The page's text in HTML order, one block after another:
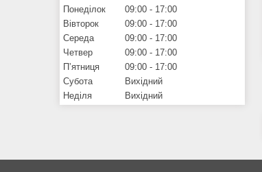
Понеділок 09:00
17:00
Вівторок
09:00
17:00
Середа
09:00
17:00
Четвер
09:00
17:00
Пʼятниця
09:00
17:00
Субота
Вихідний
Неділя
Вихідний